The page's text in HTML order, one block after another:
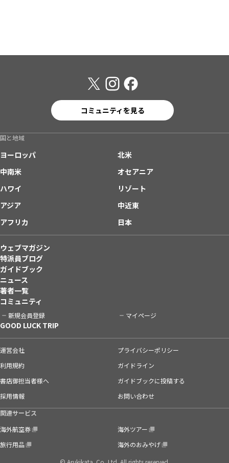
コミュニティを見る
国と地域
ヨーロッパ
北米
中南米
オセアニア
ハワイ
リゾート
アジア
中近東
アフリカ
日本
ウェブマガジン
特派員ブログ
ガイドブック
ニュース
著者一覧
コミュニティ
新規会員登録 マイページ
GOOD LUCK TRIP
運営会社
プライバシーポリシー
利用規約
ガイドライン
書店御担当者様へ
ガイドブックに投稿する
採用情報
お問い合わせ
関連サービス
海外航空券
海外ツアー
旅行用品
海外のおみやげ